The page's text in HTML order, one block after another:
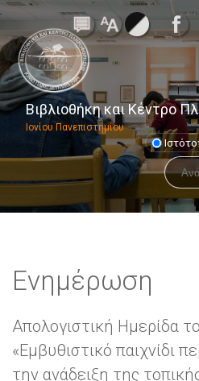
Βιβλιοθήκη και Κέντρο
Ιονίου Πανεπιστημίου
Ενημέρωση
Απολογιστική Ημερίδα
«Εμβυθιστικό παιχνίδι
την ανάδειξη της